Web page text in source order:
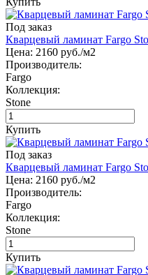
Под заказ
Кварцевый ламинат Fargo
Цена: 2160 руб./м2
Производитель:
Fargo
Коллекция:
Stone
Купить
Под заказ
Кварцевый ламинат Fargo
Цена: 2160 руб./м2
Производитель:
Fargo
Коллекция:
Stone
Купить